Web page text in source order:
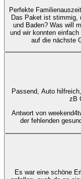
Perfekte
Das Paket ist stimmig,
und Baden? Was will
und wir konnten
auf die nächste
Passend, Auto
zB
Antwort von
der fehlenden
Es war eine schöne